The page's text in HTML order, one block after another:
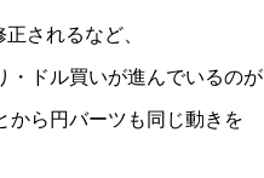
されるなど、
・ドル買いが進んでいるのが
から円バーツも同じ動きを